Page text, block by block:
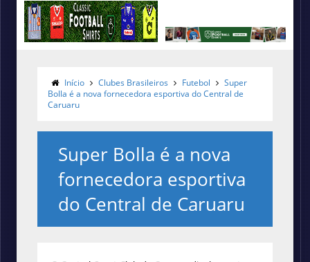
Início Clubes Brasileiros Futebol
Super
Bolla é a nova fornecedora esportiva do Central de
Caruaru
Super Bolla é a nova
fornecedora esportiva
do Central de Caruaru